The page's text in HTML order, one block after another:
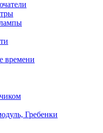
времени
Гребенки